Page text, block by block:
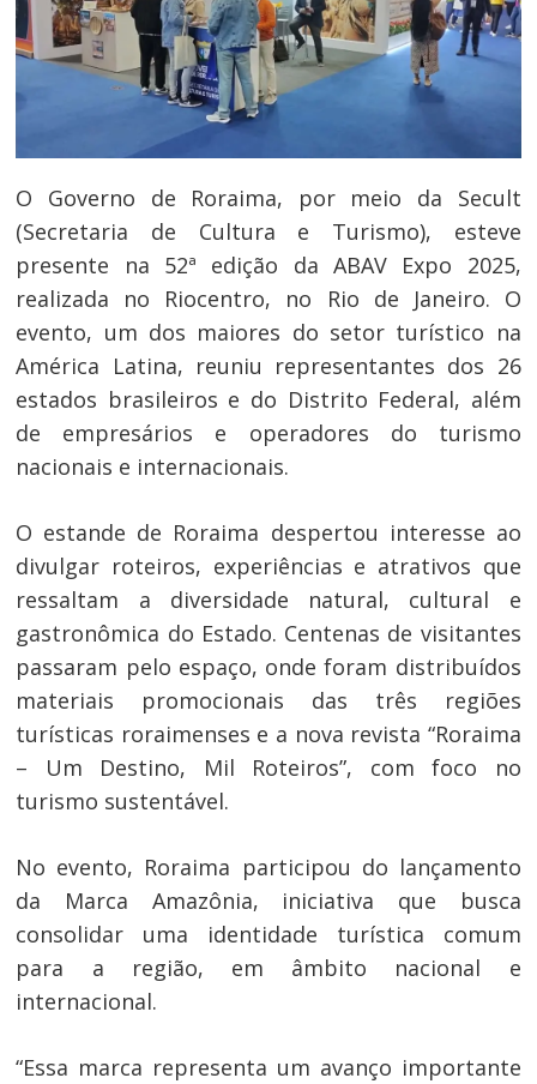
O Governo de Roraima, por meio da Secult
(Secretaria de Cultura e Turismo), esteve
presente na 52ª edição da ABAV Expo 2025,
realizada no Riocentro, no Rio de Janeiro. O
evento, um dos maiores do setor turístico na
América Latina, reuniu representantes dos 26
estados brasileiros e do Distrito Federal, além
de empresários e operadores do turismo
nacionais e internacionais.
O estande de Roraima despertou interesse ao
divulgar roteiros, experiências e atrativos que
ressaltam a diversidade natural, cultural e
gastronômica do Estado. Centenas de visitantes
passaram pelo espaço, onde foram distribuídos
materiais promocionais das três regiões
turísticas roraimenses e a nova revista “Roraima
– Um Destino, Mil Roteiros”, com foco no
turismo sustentável.
No evento, Roraima participou do lançamento
da Marca Amazônia, iniciativa que busca
consolidar uma identidade turística comum
para a região, em âmbito nacional e
internacional.
“Essa marca representa um avanço importante